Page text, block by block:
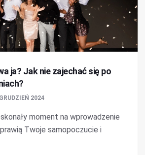
ja? Jak nie zajechać się po
2024
moment na wprowadzenie
Twoje samopoczucie i